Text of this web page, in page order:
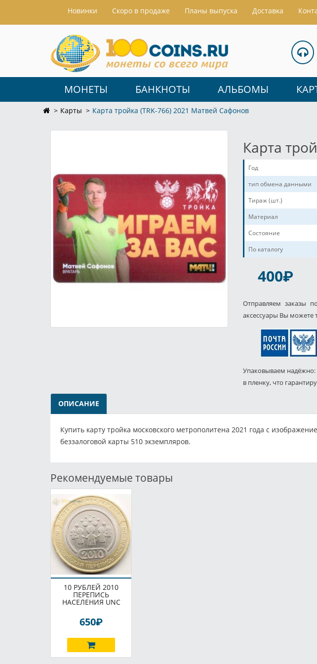
Hовинки Скоро в продаже Планы выпуска Доставка
МОНЕТЫ БАНКНОТЫ АЛЬБОМЫ
Карты Карта тройка (TRK-766) 2021 Матвей Сафонов
Карта
Год
тип обмена данными
Тираж (шт.)
Материал
Состояние
По каталогу
400P
Отправляем заказы
аксессуары Вы можете
Упаковываем надёжно:
в пленку, что
ОПИСАНИЕ
Купить карту тройка московского метрополитена 2021 года с
беззалоговой карты 510 экземпляров.
Рекомендуемые товары
10 РУБЛЕЙ 2010
ПЕРЕПИСЬ
НАСЕЛЕНИЯ UNC
650P